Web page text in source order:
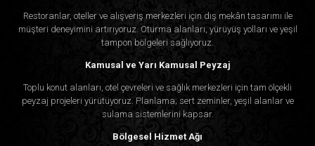
Restoranlar, oteller ve alışveriş merkezleri için dış mekân tasarımı ile
müşteri deneyimini artırıyoruz. Oturma alanları, yürüyüş yolları ve yeşil
tampon bölgeleri sağlıyoruz.
Kamusal ve Yarı Kamusal Peyzaj
Toplu konut alanları, otel çevreleri ve sağlık merkezleri için tam ölçekli
peyzaj projeleri yürütüyoruz. Planlama; sert zeminler, yeşil alanlar ve
sulama sistemlerini kapsar.
Bölgesel Hizmet Ağı